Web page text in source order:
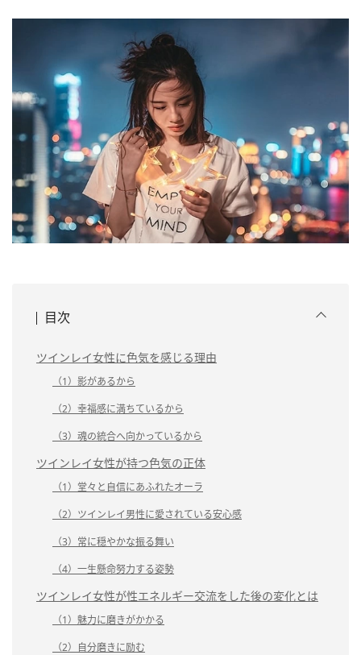
目次
ツインレイ女性に色気を感じる理由
（1）影があるから
（2）幸福感に満ちているから
（3）魂の統合へ向かっているから
ツインレイ女性が持つ色気の正体
（1）堂々と自信にあふれたオーラ
（2）ツインレイ男性に愛されている安心感
（3）常に穏やかな振る舞い
（4）一生懸命努力する姿勢
ツインレイ女性が性エネルギー交流をした後の変化とは
（1）魅力に磨きがかかる
（2）自分磨きに励む